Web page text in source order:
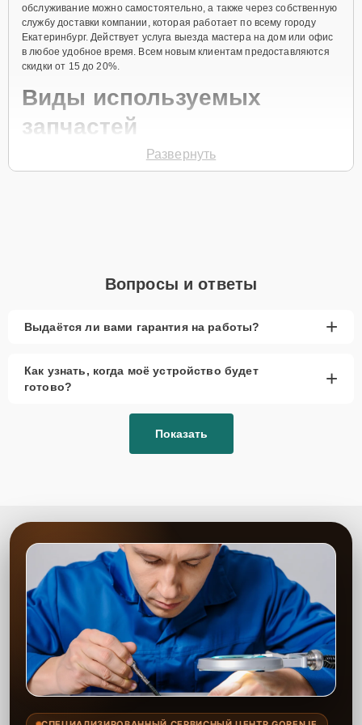
обслуживание можно самостоятельно, а также через собственную
службу доставки компании, которая работает по всему городу
Екатеринбург. Действует услуга выезда мастера на дом или офис
в любое удобное время. Всем новым клиентам предоставляются
скидки от 15 до 20%.
Виды используемых
запчастей
Для ремонта посудомоечной машины модели GI54321X
активное использование устройства дольше
запчастей.
рассмотреть вариант с использованием
качественного аналога брендовой детали.
высококачественные запчасти, будь это 100% оригинал, или
надежные аналоги проверенных и зарекомендовавших себя
Позвонить по телефону горячей линии или
запросить обратный звонок через Форму заявки
для быстрого уточнения деталей.
Привезти устройство в ближайший центр или
передать аппарат курьеру службы доставки,
дождаться результатов диагностики и принять
решение.
Дождаться оповещения о готовности и забрать
устройство самостоятельно или воспользоваться
курьерской доставкой.
Развернуть
Вопросы и ответы
Выдаётся ли вами гарантия на работы? +
Как узнать, когда моё устройство будет
готово?
+
Показать